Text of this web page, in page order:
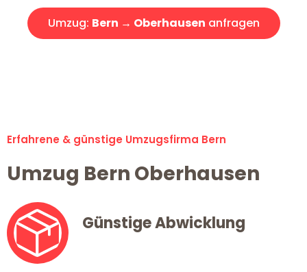
Umzug: Bern → Oberhausen anfragen
Erfahrene & günstige Umzugsfirma Bern
Umzug Bern Oberhausen
Günstige Abwicklung